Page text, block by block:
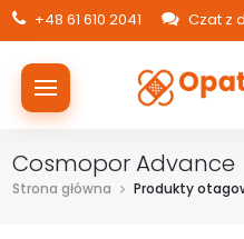
+48 61 610 2041 Czat z
Cosmopor Advance
Strona główna Produkty